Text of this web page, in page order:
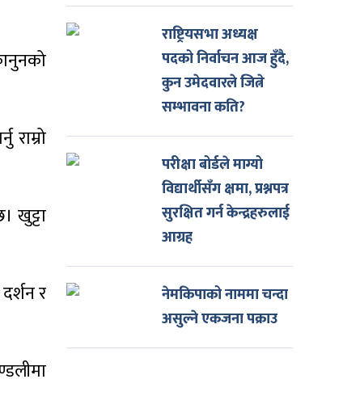
खुट्टा
र
राष्ट्रियसभा अध्यक्ष
पदको निर्वाचन आज हुँदै,
कुन उमेदवारले जित्ने
सम्भावना कति?
परीक्षा बोर्डले माग्यो
विद्यार्थीसँग क्षमा, प्रश्नपत्र
सुरक्षित गर्न केन्द्रहरुलाई
आग्रह
नेमकिपाको नाममा चन्दा
असुल्ने एकजना पक्राउ